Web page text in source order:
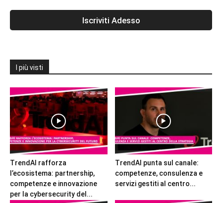
I più visti
TrendAI rafforza
l’ecosistema: partnership,
competenze e innovazione
per la cybersecurity del...
TrendAI punta sul canale:
competenze, consulenza e
servizi gestiti al centro...